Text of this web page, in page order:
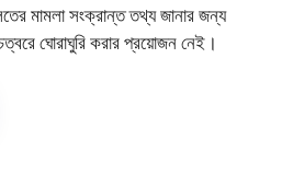
মামলা সংক্রান্ত তথ্য জানার জন্য
ঘোরাঘুরি করার প্রয়োজন নেই।